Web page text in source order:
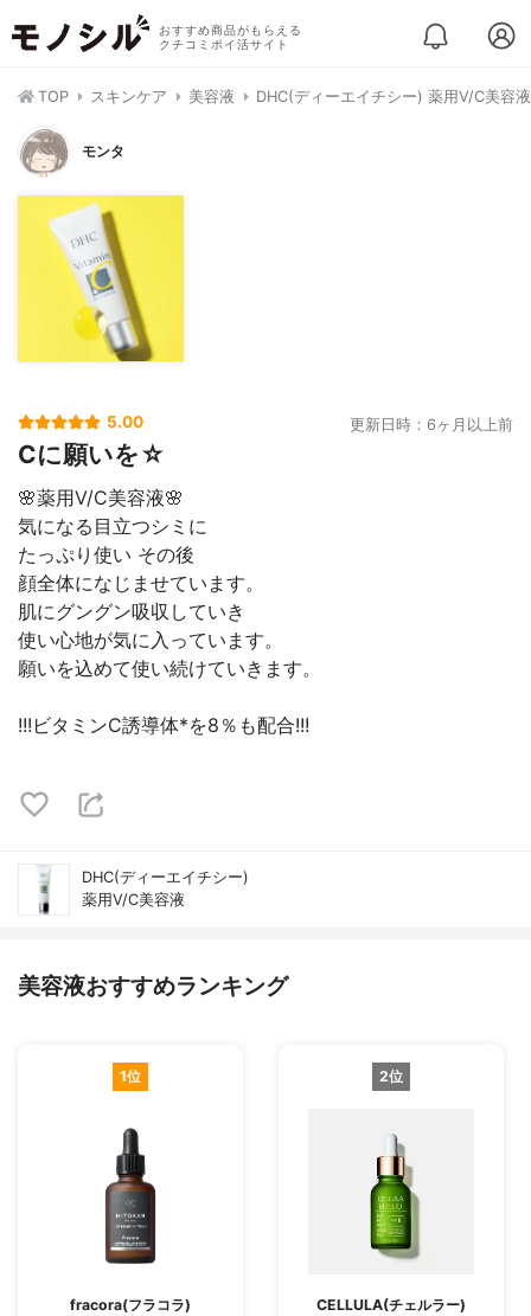
おすすめ商品がもらえる
クチコミポイ活サイト
TOP スキンケア 美容液 DHC(ディーエイチシー) 薬用V/C美容液
モンタ
5.00 更新日時：6ヶ月以上前
Cに願いを☆
🌸薬用V/C美容液🌸
気になる目立つシミに
たっぷり使い その後
顔全体になじませています。
肌にグングン吸収していき
使い心地が気に入っています。
願いを込めて使い続けていきます。
!!!ビタミンC誘導体*を8％も配合!!!
DHC(ディーエイチシー)
薬用V/C美容液
美容液おすすめランキング
1位
fracora(フラコラ)
2位
CELLULA(チェルラー)